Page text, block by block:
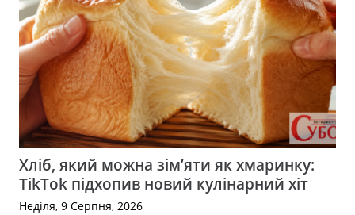
Хліб, який можна зім’яти як хмаринку:
TikTok підхопив новий кулінарний хіт
Неділя, 9 Серпня, 2026